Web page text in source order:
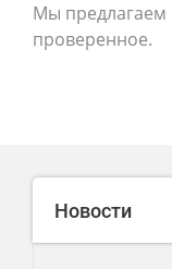
Мы предлагаем
проверенное.
Новости